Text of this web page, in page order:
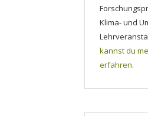
Klima- und
kannst du
erfahren.